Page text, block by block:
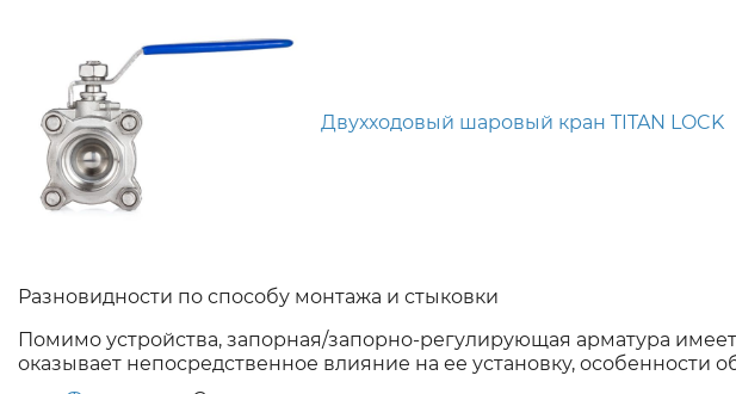
Двухходовый шаровый кран TITAN LOCK
Разновидности по способу монтажа и стыковки
Помимо устройства, запорная/запорно-регулирующая арматура
оказывает непосредственное влияние на ее установку, особенности